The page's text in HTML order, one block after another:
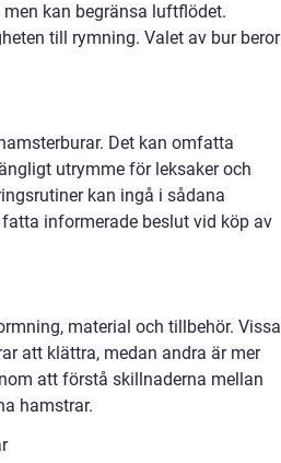
kan begränsa luftflödet.
till rymning. Valet av bur beror
Det kan omfatta
utrymme för leksaker och
kan ingå i sådana
informerade beslut vid köp av
material och tillbehör. Vissa
att klättra, medan andra är mer
att förstå skillnaderna mellan
hamstrar.